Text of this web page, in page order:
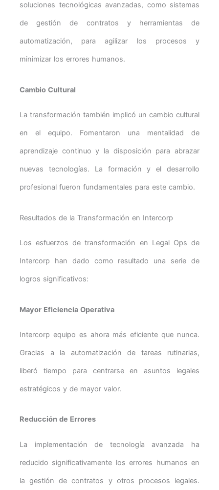
soluciones tecnológicas avanzadas, como sistemas
de gestión de contratos y herramientas de
automatización, para agilizar los procesos y
minimizar los errores humanos.
Cambio Cultural
La transformación también implicó un cambio cultural
en el equipo. Fomentaron una mentalidad de
aprendizaje continuo y la disposición para abrazar
nuevas tecnologías. La formación y el desarrollo
profesional fueron fundamentales para este cambio.
Resultados de la Transformación en Intercorp
Los esfuerzos de transformación en Legal Ops de
Intercorp han dado como resultado una serie de
logros significativos:
Mayor Eficiencia Operativa
Intercorp equipo es ahora más eficiente que nunca.
Gracias a la automatización de tareas rutinarias,
liberó tiempo para centrarse en asuntos legales
estratégicos y de mayor valor.
Reducción de Errores
La implementación de tecnología avanzada ha
reducido significativamente los errores humanos en
la gestión de contratos y otros procesos legales.